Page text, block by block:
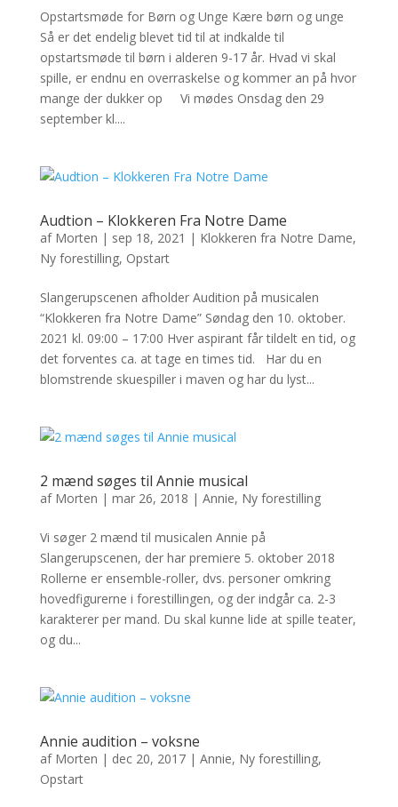
Opstartsmøde for Børn og Unge Kære børn og unge
Så er det endelig blevet tid til at indkalde til
opstartsmøde til børn i alderen 9-17 år. Hvad vi skal
spille, er endnu en overraskelse og kommer an på hvor
mange der dukker op Vi mødes Onsdag den 29
september kl....
Audtion – Klokkeren Fra Notre Dame
af Morten | sep 18, 2021 | Klokkeren fra Notre Dame,
Ny forestilling, Opstart
Slangerupscenen afholder Audition på musicalen
“Klokkeren fra Notre Dame” Søndag den 10. oktober.
2021 kl. 09:00 – 17:00 Hver aspirant får tildelt en tid, og
det forventes ca. at tage en times tid. Har du en
blomstrende skuespiller i maven og har du lyst...
2 mænd søges til Annie musical
af Morten | mar 26, 2018 | Annie, Ny forestilling
Vi søger 2 mænd til musicalen Annie på
Slangerupscenen, der har premiere 5. oktober 2018
Rollerne er ensemble-roller, dvs. personer omkring
hovedfigurerne i forestillingen, og der indgår ca. 2-3
karakterer per mand. Du skal kunne lide at spille teater,
og du...
Annie audition – voksne
af Morten | dec 20, 2017| Annie, Ny forestilling,
Opstart